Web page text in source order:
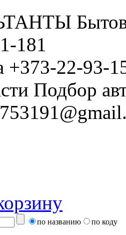
181
+373-22-93-
Подбор
по названию по коду